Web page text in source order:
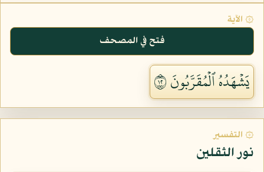
۞ الآية
فتح في المصحف
يَشۡهَدُهُ ٱلۡمُقَرَّبُونَ ٢١
۞ التفسير
نور الثقلين